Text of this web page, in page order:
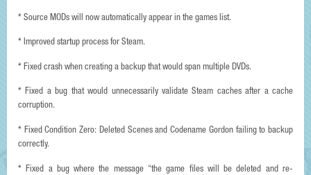
* Source MODs will now automatically appear in the games list.
* Improved startup process for Steam.
* Fixed crash when creating a backup that would span multiple DVDs.
* Fixed a bug that would unnecessarily validate Steam caches after a cache
corruption.
* Fixed Condition Zero: Deleted Scenes and Codename Gordon failing to backup
correctly.
* Fixed a bug where the message “the game files will be deleted and re-